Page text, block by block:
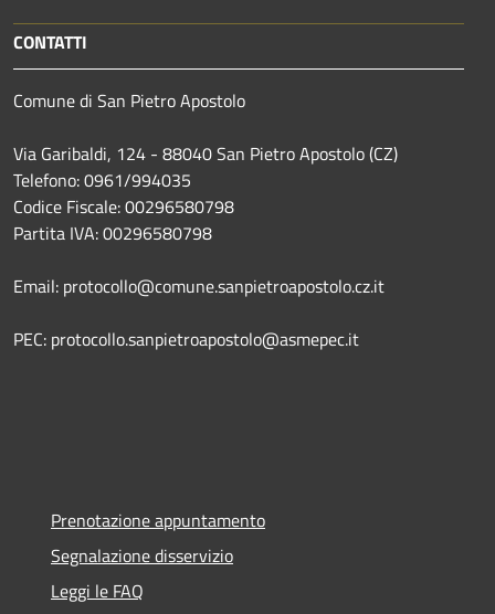
CONTATTI
Comune di San Pietro Apostolo
Via Garibaldi, 124 - 88040 San Pietro Apostolo (CZ)
Telefono: 0961/994035
Codice Fiscale: 00296580798
Partita IVA: 00296580798
Email: protocollo@comune.sanpietroapostolo.cz.it
PEC: protocollo.sanpietroapostolo@asmepec.it
Prenotazione appuntamento
Segnalazione disservizio
Leggi le FAQ